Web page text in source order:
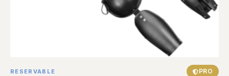
RESERVABLE PRO